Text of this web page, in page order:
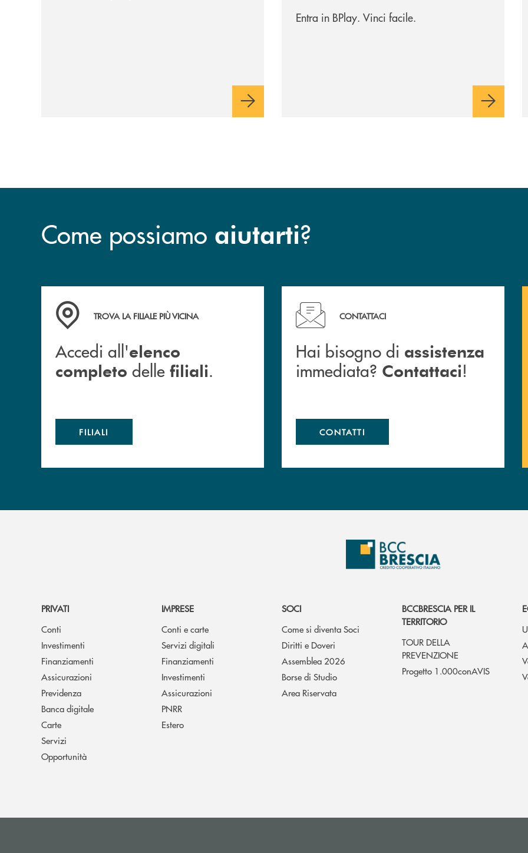
Entra in BPlay. Vinci facile.
Come possiamo aiutarti?
Accedi all' elenco completo delle filiali .
TROVA LA FILIALE PIÙ VICINA
Accedi all'elenco
completo delle filiali.
FILIALI
Hai bisogno di assistenza immediata? Contattaci !
CONTATTACI
Hai bisogno di assistenza
immediata? Contattaci!
CONTATTI
PRIVATI
Conti
Investimenti
Finanziamenti
Assicurazioni
Previdenza
Banca digitale
Carte
Servizi
Opportunità
IMPRESE
Conti e carte
Servizi digitali
Finanziamenti
Investimenti
Assicurazioni
PNRR
Estero
SOCI
Come si diventa Soci
Diritti e Doveri
Assemblea 2026
Borse di Studio
Area Riservata
BCCBRESCIA PER IL
TERRITORIO
TOUR DELLA
PREVENZIONE
Progetto 1.000conAVIS